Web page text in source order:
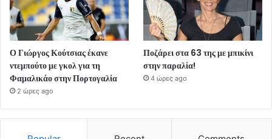
Ο Γιώργος Κούτσιας έκανε
ντεμπούτο με γκολ για τη
Φαμαλικάο στην Πορτογαλία
2 ώρες ago
Ποζάρει στα 63 της με μπικίνι
στην παραλία!
4 ώρες ago